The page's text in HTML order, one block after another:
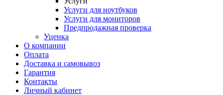
Услуги для ноутбуков
Услуги для мониторов
Предпродажная проверка
Уценка
О компании
Оплата
Доставка и самовывоз
Гарантия
Контакты
Личный кабинет